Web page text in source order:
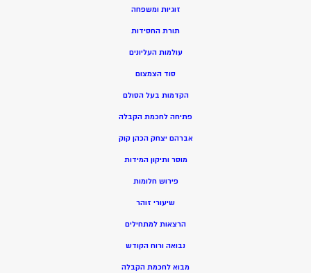
זוגיות ומשפחה
תורת החסידות
עולמות העליונים
סוד הצמצום
הקדמות בעל הסולם
פתיחה לחכמת הקבלה
אברהם יצחק הכהן קוק
מוסר ותיקון המידות
פירוש חלומות
שיעורי זוהר
הרצאות למתחילים
נבואה ורוח הקודש
מבוא לחכמת הקבלה